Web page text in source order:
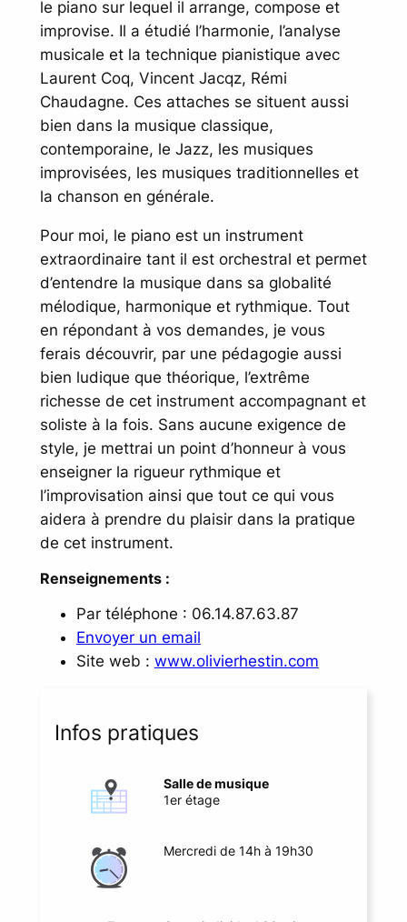
le piano sur lequel il arrange, compose et
improvise. Il a étudié l’harmonie, l’analyse
musicale et la technique pianistique avec
Laurent Coq, Vincent Jacqz, Rémi
Chaudagne. Ces attaches se situent aussi
bien dans la musique classique,
contemporaine, le Jazz, les musiques
improvisées, les musiques traditionnelles et
la chanson en générale.
Pour moi, le piano est un instrument
extraordinaire tant il est orchestral et permet
d’entendre la musique dans sa globalité
mélodique, harmonique et rythmique. Tout
en répondant à vos demandes, je vous
ferais découvrir, par une pédagogie aussi
bien ludique que théorique, l’extrême
richesse de cet instrument accompagnant et
soliste à la fois. Sans aucune exigence de
style, je mettrai un point d’honneur à vous
enseigner la rigueur rythmique et
l’improvisation ainsi que tout ce qui vous
aidera à prendre du plaisir dans la pratique
de cet instrument.
Renseignements :
Par téléphone : 06.14.87.63.87
Envoyer un email
Site web : www.olivierhestin.com
Infos pratiques
Salle de musique
1er étage
Mercredi de 14h à 19h30